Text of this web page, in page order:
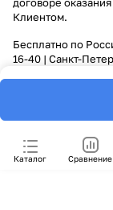
Каталог Сравнение
Клиентом.
Бесплатно по
16-40 | Санкт-